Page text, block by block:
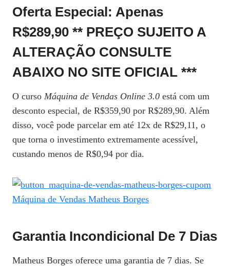
Oferta Especial: Apenas
R$289,90 ** PREÇO SUJEITO A
ALTERAÇÃO CONSULTE
ABAIXO NO SITE OFICIAL ***
O curso Máquina de Vendas Online 3.0 está com um
desconto especial, de R$359,90 por R$289,90. Além
disso, você pode parcelar em até 12x de R$29,11, o
que torna o investimento extremamente acessível,
custando menos de R$0,94 por dia.
Garantia Incondicional De 7 Dias
Matheus Borges oferece uma garantia de 7 dias. Se